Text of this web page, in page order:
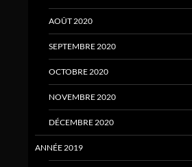
AOÛT 2020
SEPTEMBRE 2020
OCTOBRE 2020
NOVEMBRE 2020
DÉCEMBRE 2020
ANNÉE 2019